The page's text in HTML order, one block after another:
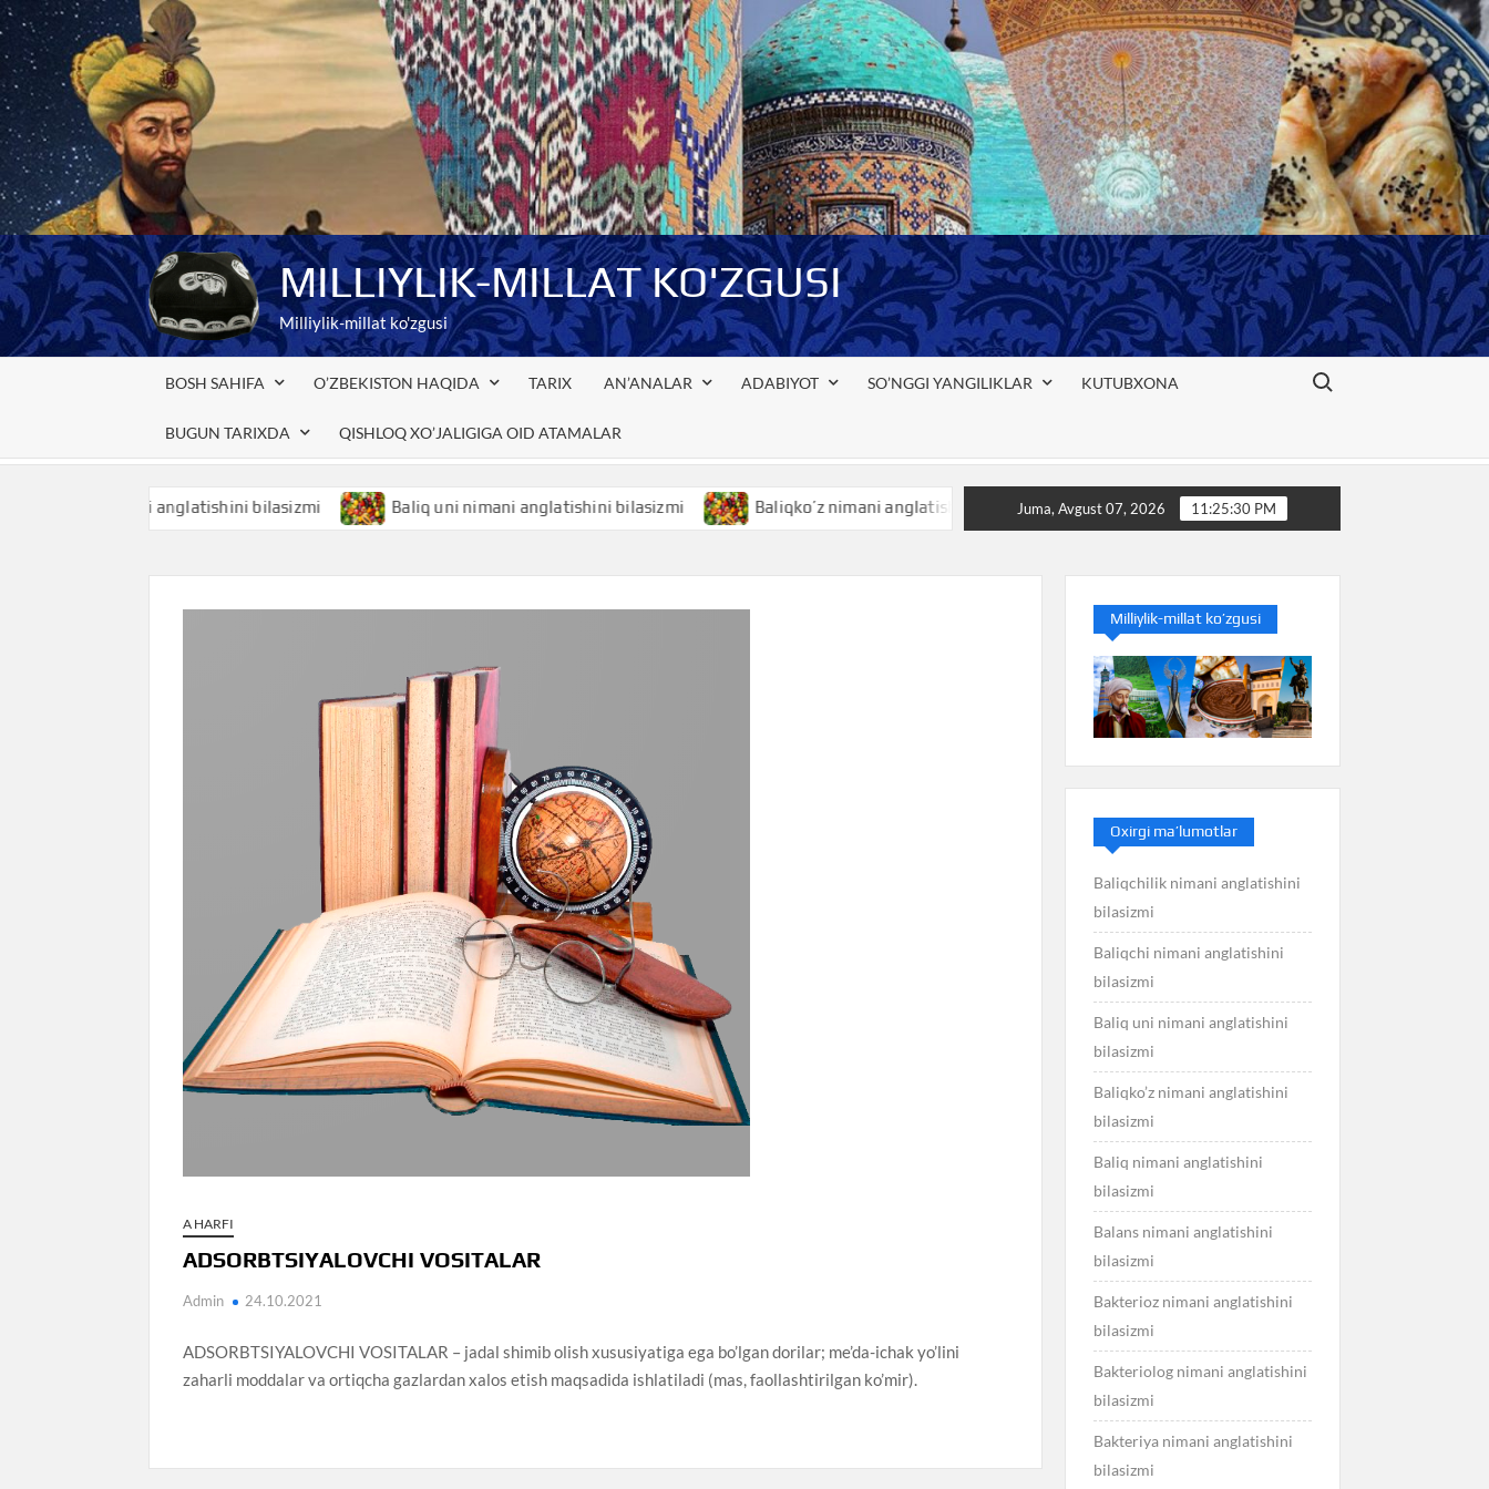
Skip
to
content
MILLIYLIK-MILLAT KO'ZGUSI
Milliylik-millat ko'zgusi
BOSH SAHIFA O’ZBEKISTON HAQIDA TARIX AN’ANALAR ADABIYOT SO’NGGI YANGILIKLAR KUTUBXONA
BUGUN TARIXDA QISHLOQ XO’JALIGIGA OID ATAMALAR
Search for:
nimani anglatishini bilasizmi Baliq uni nimani anglatishini bilasizmi Baliqko’z nimani anglatishini bilasizmi Baliq nimani anglatishini bilasizmi
Juma, Avgust 07, 2026 11:25:30 PM
A HARFI
ADSORBTSIYALOVCHI VOSITALAR
Admin 24.10.2021
ADSORBTSIYALOVCHI VOSITALAR – jadal shimib olish xususiyatiga ega bo’lgan dorilar; me’da-ichak yo’lini
zaharli moddalar va ortiqcha gazlardan xalos etish maqsadida ishlatiladi (mas, faollashtirilgan ko’mir).
Milliylik-millat ko’zgusi
Oxirgi ma’lumotlar
Baliqchilik nimani anglatishini
bilasizmi
Baliqchi nimani anglatishini
bilasizmi
Baliq uni nimani anglatishini
bilasizmi
Baliqko’z nimani anglatishini
bilasizmi
Baliq nimani anglatishini
bilasizmi
Balans nimani anglatishini
bilasizmi
Bakterioz nimani anglatishini
bilasizmi
Bakteriolog nimani anglatishini
bilasizmi
Bakteriya nimani anglatishini
bilasizmi